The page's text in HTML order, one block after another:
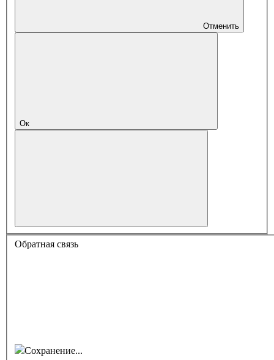
Отменить
Ок
Обратная связь
Сохранение...